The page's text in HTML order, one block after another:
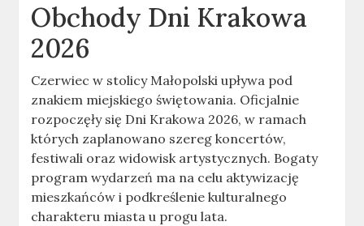
Obchody Dni Krakowa
2026
Czerwiec w stolicy Małopolski upływa pod
znakiem miejskiego świętowania. Oficjalnie
rozpoczęły się Dni Krakowa 2026, w ramach
których zaplanowano szereg koncertów,
festiwali oraz widowisk artystycznych. Bogaty
program wydarzeń ma na celu aktywizację
mieszkańców i podkreślenie kulturalnego
charakteru miasta u progu lata.